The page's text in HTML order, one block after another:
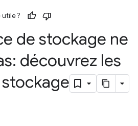
?
de stockage ne
découvrez les